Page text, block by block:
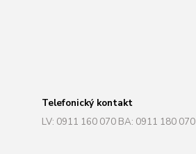
Telefonický kontakt
LV: 0911 160 070 BA: 0911 180 070